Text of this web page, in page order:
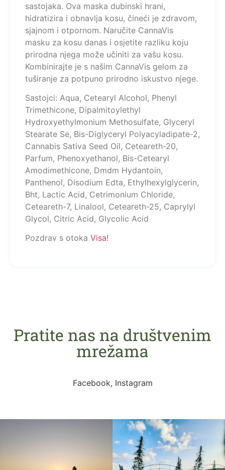
sastojaka. Ova maska dubinski hrani,
hidratizira i obnavlja kosu, čineći je zdravom,
sjajnom i otpornom. Naručite CannaVis
masku za kosu danas i osjetite razliku koju
prirodna njega može učiniti za vašu kosu.
Kombinirajte je s našim CannaVis gelom za
tuširanje za potpuno prirodno iskustvo njege.
Sastojci: Aqua, Cetearyl Alcohol, Phenyl
Trimethicone, Dipalmitoylethyl
Hydroxyethylmonium Methosulfate, Glyceryl
Stearate Se, Bis-Diglyceryl Polyacyladipate-2,
Cannabis Sativa Seed Oil, Ceteareth-20,
Parfum, Phenoxyethanol, Bis-Cetearyl
Amodimethicone, Dmdm Hydantoin,
Panthenol, Disodium Edta, Ethylhexylglycerin,
Bht, Lactic Acid, Cetrimonium Chloride,
Ceteareth-7, Linalool, Ceteareth-25, Caprylyl
Glycol, Citric Acid, Glycolic Acid
Pozdrav s otoka Visa!
Pratite nas na društvenim
mrežama
Facebook, Instagram